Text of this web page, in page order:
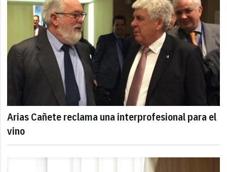
Arias Cañete reclama una interprofesional para el
vino